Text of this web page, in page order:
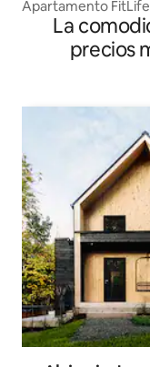
Apartamento FitLife
La
precios